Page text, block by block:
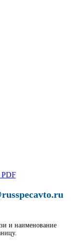
и наименование